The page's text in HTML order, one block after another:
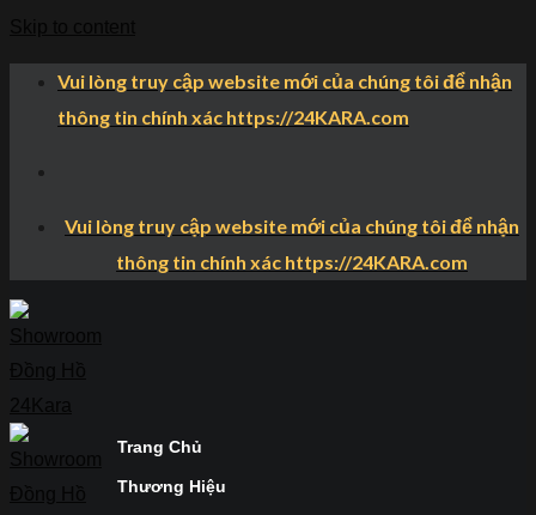
Vui lòng truy cập website mới của chúng tôi để nhận
thông tin chính xác https://24KARA.com
Vui lòng truy cập website mới của chúng tôi để nhận
thông tin chính xác https://24KARA.com
Trang Chủ
Thương Hiệu